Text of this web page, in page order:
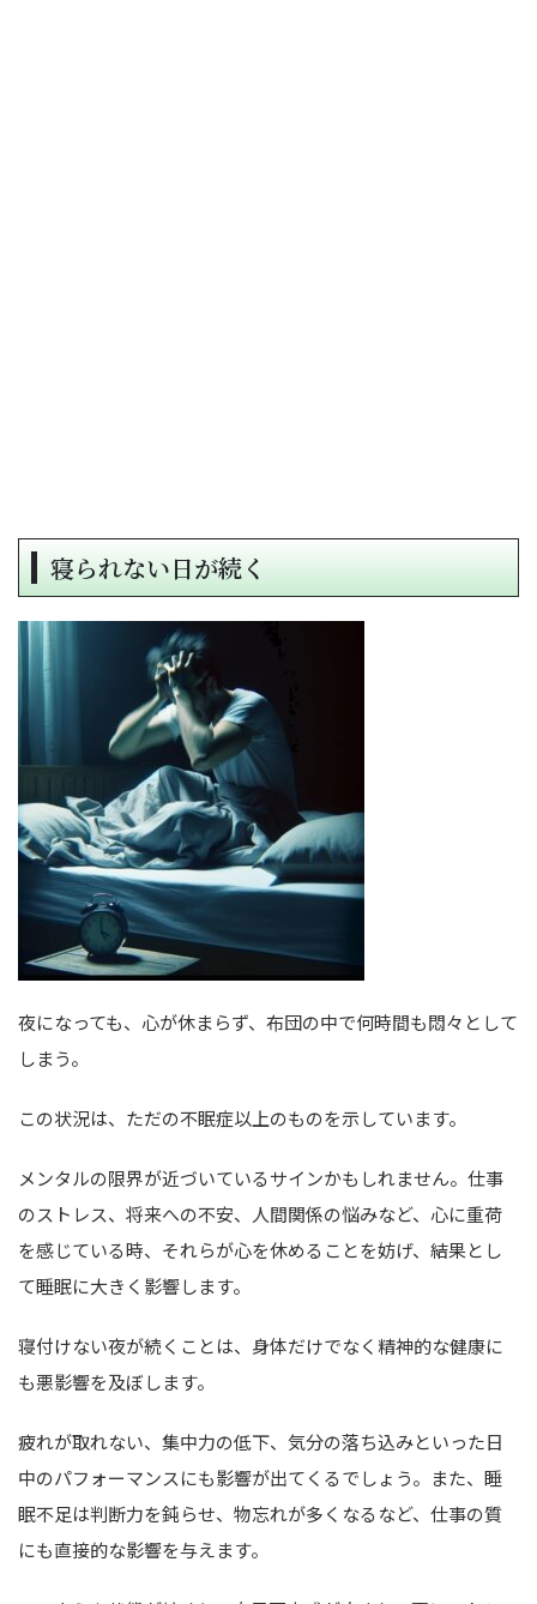
寝られない日が続く
夜になっても、心が休まらず、布団の中で何時間も悶々として
しまう。
この状況は、ただの不眠症以上のものを示しています。
メンタルの限界が近づいているサインかもしれません。仕事
のストレス、将来への不安、人間関係の悩みなど、心に重荷
を感じている時、それらが心を休めることを妨げ、結果とし
て睡眠に大きく影響します。
寝付けない夜が続くことは、身体だけでなく精神的な健康に
も悪影響を及ぼします。
疲れが取れない、集中力の低下、気分の落ち込みといった日
中のパフォーマンスにも影響が出てくるでしょう。また、睡
眠不足は判断力を鈍らせ、物忘れが多くなるなど、仕事の質
にも直接的な影響を与えます。